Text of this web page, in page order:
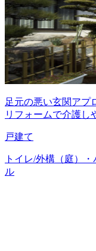
足元の悪い玄関ア
リフォームで介護し
戸建て
トイレ/外構（庭）
ル